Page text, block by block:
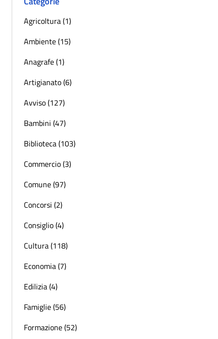
Agricoltura (1)
Ambiente (15)
Anagrafe (1)
Artigianato (6)
Avviso (127)
Bambini (47)
Biblioteca (103)
Commercio (3)
Comune (97)
Concorsi (2)
Consiglio (4)
Cultura (118)
Economia (7)
Edilizia (4)
Famiglie (56)
Formazione (52)